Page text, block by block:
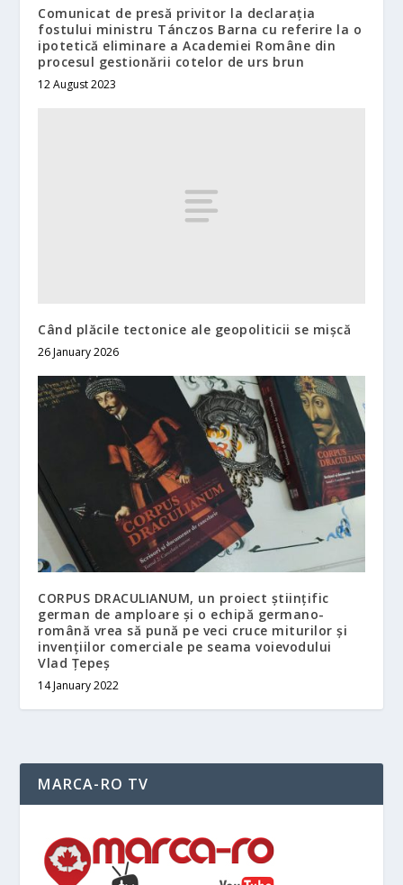
Comunicat de presă privitor la declarația
fostului ministru Tánczos Barna cu referire la o
ipotetică eliminare a Academiei Române din
procesul gestionării cotelor de urs brun
12 August 2023
Când plăcile tectonice ale geopoliticii se mișcă
26 January 2026
CORPUS DRACULIANUM, un proiect științific
german de amploare și o echipă germano-
română vrea să pună pe veci cruce miturilor și
invențiilor comerciale pe seama voievodului
Vlad Țepeș
14 January 2022
MARCA-RO TV